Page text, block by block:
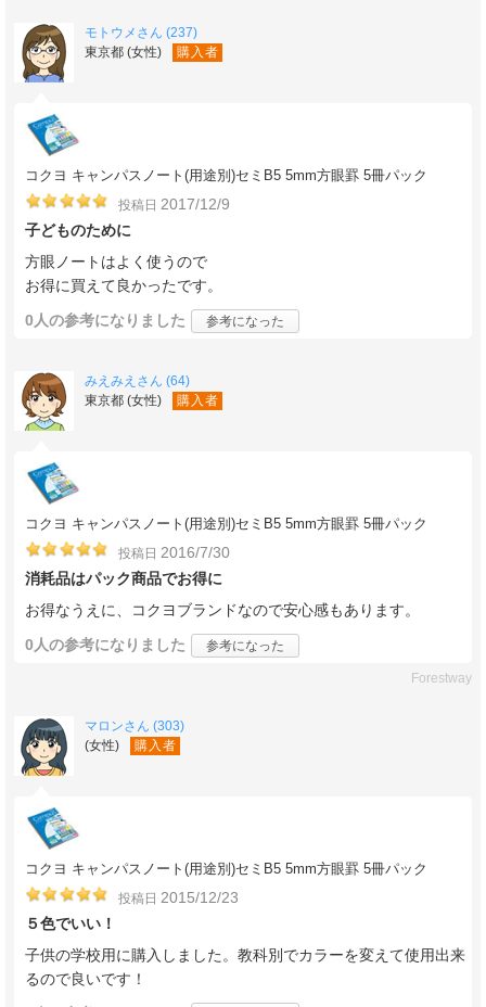
モトウメさん (237)
東京都 (女性)
購入者
コクヨ キャンパスノート(用途別)セミB5 5mm方眼罫 5冊パック
投稿日 2017/12/9
子どものために
方眼ノートはよく使うので
お得に買えて良かったです。
0人の参考になりました 参考になった
みえみえさん (64)
東京都 (女性)
購入者
コクヨ キャンパスノート(用途別)セミB5 5mm方眼罫 5冊パック
投稿日 2016/7/30
消耗品はパック商品でお得に
お得なうえに、コクヨブランドなので安心感もあります。
0人の参考になりました 参考になった
Forestway
マロンさん (303)
(女性)
購入者
コクヨ キャンパスノート(用途別)セミB5 5mm方眼罫 5冊パック
投稿日 2015/12/23
５色でいい！
子供の学校用に購入しました。教科別でカラーを変えて使用出来
るので良いです！